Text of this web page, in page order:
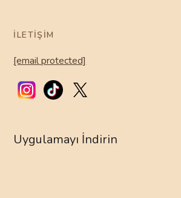
İLETIŞIM
[email protected]
Uygulamayı İndirin